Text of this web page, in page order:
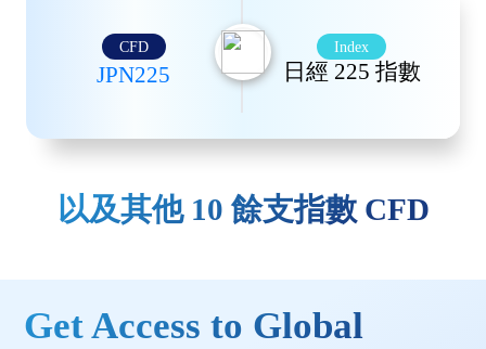
CFD
JPN225
Index
日經 225 指數
東京證券交易所股票市場指數
以及其他 10 餘支指數 CFD
Get Access to Global